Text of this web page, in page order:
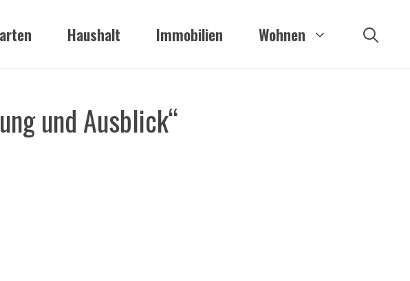
Haushalt Immobilien Wohnen
und Ausblick“